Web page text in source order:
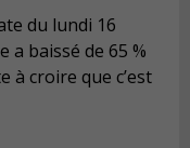
du lundi 16
a baissé de 65 %
à croire que c’est